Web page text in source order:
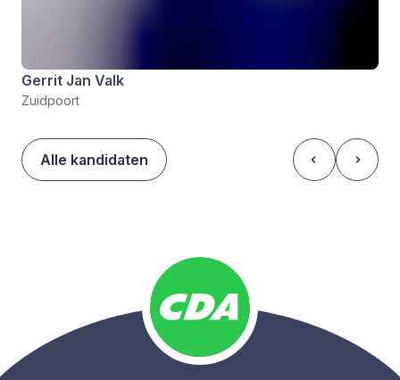
Gerrit Jan Valk
Zuidpoort
Alle kandidaten